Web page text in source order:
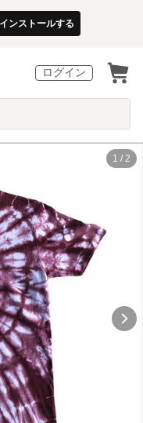
インストールする
ログイン
1 / 2